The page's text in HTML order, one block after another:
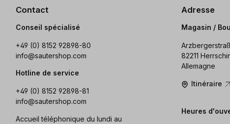
Contact
Conseil spécialisé
+49 (0) 8152 92898-80
info@sautershop.com
Hotline de service
+49 (0) 8152 92898-81
info@sautershop.com
Accueil téléphonique du lundi au
Adresse
Magasin /
82211
Allemagne
Itinéraire
Heures